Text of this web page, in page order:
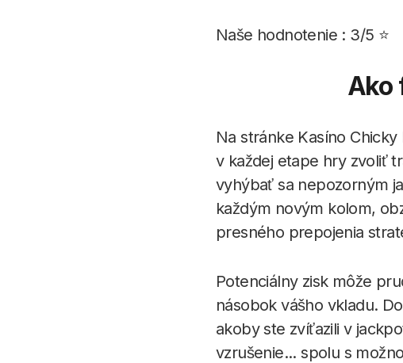
Naše hodnotenie : 3/5 ⭐
Ako
Na stránke Kasíno
v každej etape hry zvoliť
vyhýbať sa nepozorným
každým novým kolom,
presného prepojenia
Potenciálny zisk môže
násobok vášho vkladu.
akoby ste zvíťazili v
vzrušenie... spolu s